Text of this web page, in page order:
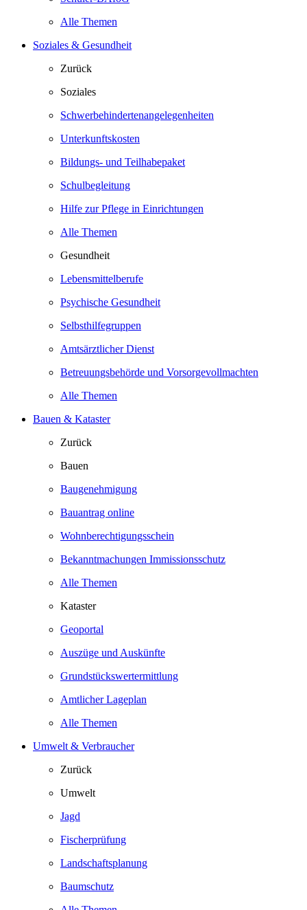
Alle Themen
Soziales & Gesundheit
Zurück
Soziales
Schwerbehindertenangelegenheiten
Unterkunftskosten
Bildungs- und Teilhabepaket
Schulbegleitung
Hilfe zur Pflege in Einrichtungen
Alle Themen
Gesundheit
Lebensmittelberufe
Psychische Gesundheit
Selbsthilfegruppen
Amtsärztlicher Dienst
Betreuungsbehörde und Vorsorgevollmachten
Alle Themen
Bauen & Kataster
Zurück
Bauen
Baugenehmigung
Bauantrag online
Wohnberechtigungsschein
Bekanntmachungen Immissionsschutz
Alle Themen
Kataster
Geoportal
Auszüge und Auskünfte
Grundstückswertermittlung
Amtlicher Lageplan
Alle Themen
Umwelt & Verbraucher
Zurück
Umwelt
Jagd
Fischerprüfung
Landschaftsplanung
Baumschutz